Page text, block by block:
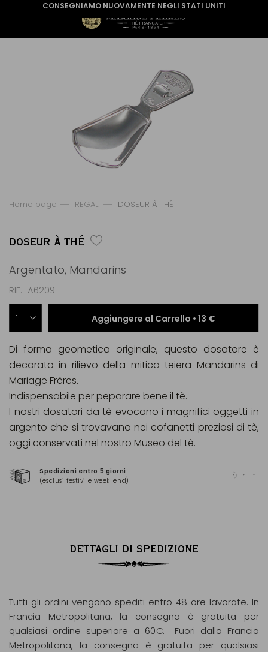
CONSEGNIAMO NUOVAMENTE NEGLI STATI UNITI
Home page REGALI DOSEUR À THÉ
DOSEUR À THÉ
Argentato, Mandarins
RIF A6209
Aggiungere al Carrello • 13 €
Spedizioni entro 5 giorni
(esclusi festivi e week-end)
Di forma geometica originale, questo dosatore è
decorato in rilievo della mitica teiera Mandarins di
Mariage Frères.
Indispensabile per peparare bene il tè.
I nostri dosatori da tè evocano i magnifici oggetti in
argento che si trovavano nei cofanetti preziosi di tè,
oggi conservati nel nostro Museo del tè.
DETTAGLI DI SPEDIZIONE
Tutti gli ordini vengono spediti entro 48 ore lavorate. In
Francia Metropolitana, la consegna è gratuita per
qualsiasi ordine superiore a 60€. Fuori dalla Francia
Metropolitana, la consegna è gratuita per qualsiasi